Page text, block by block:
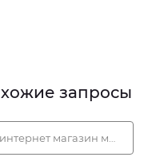
запросы
интернет магазин